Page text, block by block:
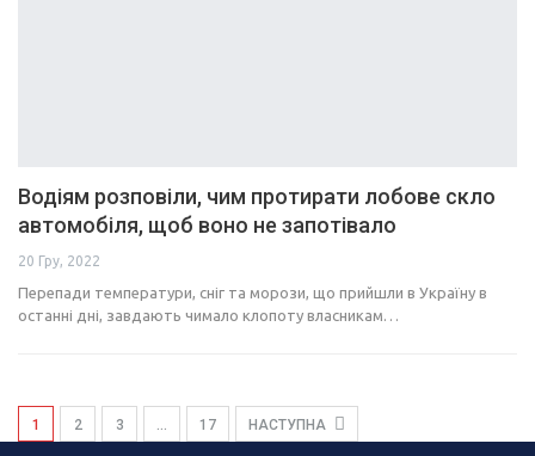
Водіям розповіли, чим протирати лобове скло
автомобіля, щоб воно не запотівало
20 Гру, 2022
Перепади температури, сніг та морози, що прийшли в Україну в
останні дні, завдають чимало клопоту власникам…
1 2 3 … 17 НАСТУПНА